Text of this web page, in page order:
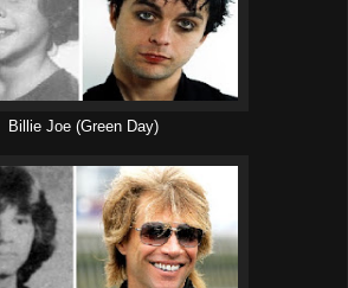
Billie Joe (Green Day)